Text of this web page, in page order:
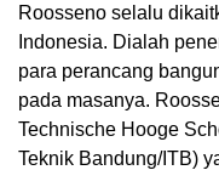
Roosseno selalu
Indonesia. Dialah
para perancang
pada masanya.
Technische Hooge
Teknik Bandung/ITB)